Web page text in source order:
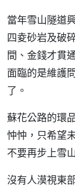
當年雪山隧道
四夌砂岩及破
間、金錢才貫
面臨的是維護
了。
蘇花公路的環
忡忡，只希望
不要再步上雪
沒有人漠視東